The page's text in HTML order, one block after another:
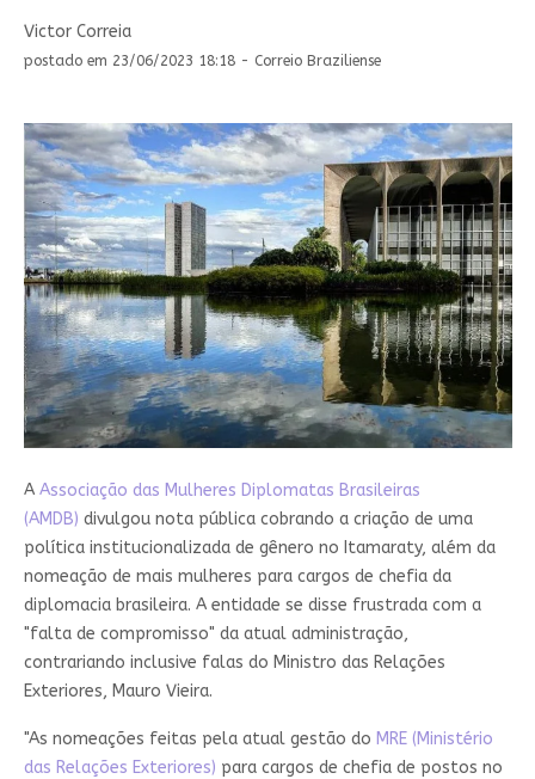
Victor Correia
postado em 23/06/2023 18:18 - Correio Braziliense
A Associação das Mulheres Diplomatas Brasileiras
(AMDB) divulgou nota pública cobrando a criação de uma
política institucionalizada de gênero no Itamaraty, além da
nomeação de mais mulheres para cargos de chefia da
diplomacia brasileira. A entidade se disse frustrada com a
"falta de compromisso" da atual administração,
contrariando inclusive falas do Ministro das Relações
Exteriores, Mauro Vieira.
"As nomeações feitas pela atual gestão do MRE (Ministério
das Relações Exteriores) para cargos de chefia de postos no